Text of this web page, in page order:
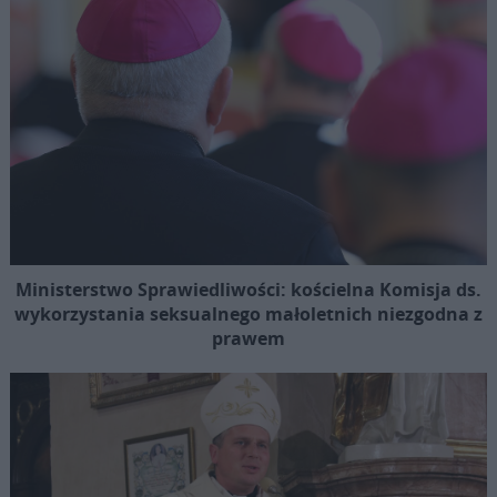
Ministerstwo Sprawiedliwości: kościelna Komisja ds.
wykorzystania seksualnego małoletnich niezgodna z
prawem